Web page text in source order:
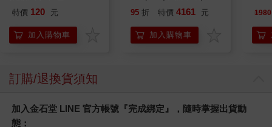
特價 120 元
加入購物車
粉 全新進化玩美上市
95 折 特價 4161 元
加入購物車
曼
1980
訂購/退換貨須知
加入金石堂 LINE 官方帳號『完成綁定』，隨時掌握出貨動
態：